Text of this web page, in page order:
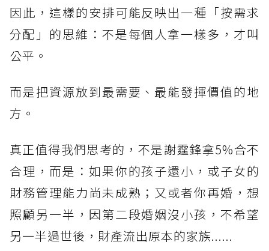
因此，這樣的安排可能反映出一種「按需求
分配」的思維：不是每個人拿一樣多，才叫
公平。
而是把資源放到最需要、最能發揮價值的地
方。
真正值得我們思考的，不是謝霆鋒拿5%合不
合理，而是：如果你的孩子還小，或子女的
財務管理能力尚未成熟；又或者你再婚，想
照顧另一半，因第二段婚姻沒小孩，不希望
另一半過世後，財產流出原本的家族......